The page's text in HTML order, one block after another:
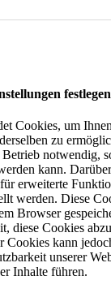
festlegen
Cookies, um
zu
notwendig,
kann.
erweiterte
werden. Diese
Browser
diese Cookies
Cookies kann
unserer
Inhalte führen.